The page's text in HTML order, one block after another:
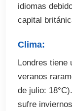
idiomas
capital
Clima:
Londres tiene
veranos
de julio:
sufre